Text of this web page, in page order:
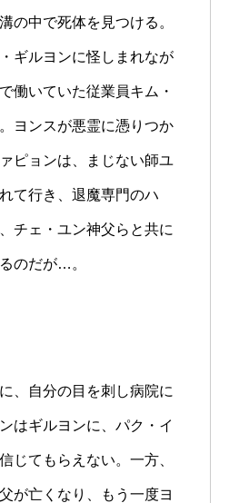
の中で死体を見つける。
ギルヨンに怪しまれなが
働いていた従業員キム・
ヨンスが悪霊に憑りつか
ピョンは、まじない師ユ
て行き、退魔専門のハ
チェ・ユン神父らと共に
のだが…。
、自分の目を刺し病院に
はギルヨンに、パク・イ
じてもらえない。一方、
が亡くなり、もう一度ヨ